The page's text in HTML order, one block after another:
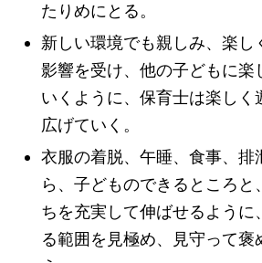
たりめにとる。
新しい環境でも親しみ、楽し
影響を受け、他の子どもに楽
いくように、保育士は楽しく
広げていく。
衣服の着脱、午睡、食事、排
ら、子どものできるところと
ちを充実して伸ばせるように
る範囲を見極め、見守って褒